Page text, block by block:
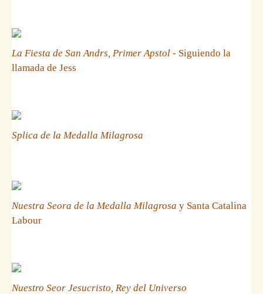
La Fiesta de San Andrs, Primer Apstol - Siguiendo la
llamada de Jess
Splica de la Medalla Milagrosa
Nuestra Seora de la Medalla Milagrosa y Santa Catalina
Labour
Nuestro Seor Jesucristo, Rey del Universo